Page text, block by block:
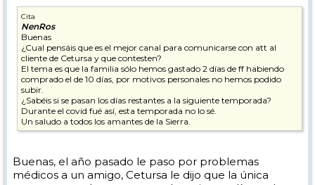
Cita
NenRos
Buenas
¿Cual pensáis que es el mejor canal para comunicarse con att al
cliente de Cetursa y que contesten?
El tema es que la familia sólo hemos gastado 2 días de ff habiendo
comprado el de 10 días, por motivos personales no hemos podido
subir.
¿Sabéis si se pasan los días restantes a la siguiente temporada?
Durante el covid fué así, esta temporada no lo sé.
Un saludo a todos los amantes de la Sierra.
Buenas, el año pasado le paso por problemas
médicos a un amigo, Cetursa le dijo que la única